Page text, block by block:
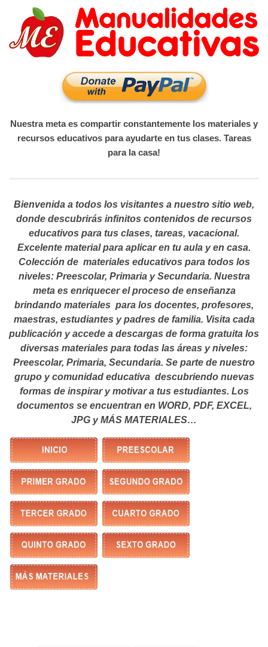
Nuestra meta es compartir constantemente los materiales y
recursos educativos para ayudarte en tus clases. Tareas
para la casa!
Bienvenida a todos los visitantes a nuestro sitio web,
donde descubrirás infinitos contenidos de recursos
educativos para tus clases, tareas, vacacional.
Excelente material para aplicar en tu aula y en casa.
Colección de materiales educativos para todos los
niveles: Preescolar, Primaria y Secundaria. Nuestra
meta es enriquecer el proceso de enseñanza
brindando materiales para los docentes, profesores,
maestras, estudiantes y padres de familia. Visita cada
publicación y accede a descargas de forma gratuita los
diversas materiales para todas las áreas y niveles:
Preescolar, Primaria, Secundaria. Se parte de nuestro
grupo y comunidad educativa descubriendo nuevas
formas de inspirar y motivar a tus estudiantes. Los
documentos se encuentran en WORD, PDF, EXCEL,
JPG y MÁS MATERIALES…